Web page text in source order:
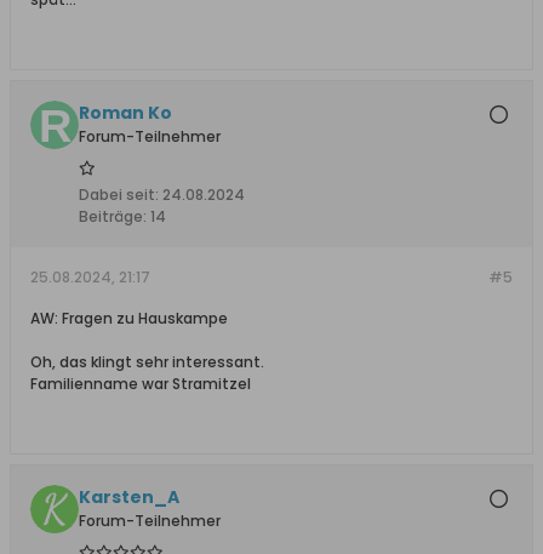
Roman Ko
Forum-Teilnehmer
Dabei seit: 24.08.2024
Beiträge: 14
#5
25.08.2024, 21:17
AW: Fragen zu Hauskampe
Oh, das klingt sehr interessant.
Familienname war Stramitzel
Karsten_A
Forum-Teilnehmer